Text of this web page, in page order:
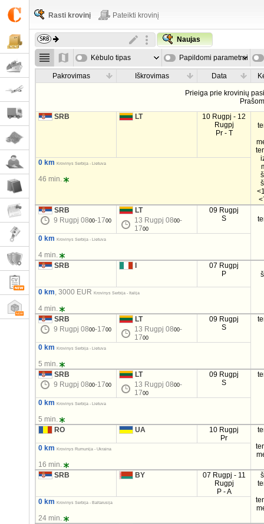
Rasti krovinį Pateikti krovinį
Naujas
Kėbulo tipas Papildomi parametrai
Pakrovimas Iškrovimas Data
Prieiga prie krovinių
SRB
LT
10 Rugpj - 12
Rugpj
Pr - T
0 km Krovinys Serbija - Lietuva
46 min.
SRB
9 Rugpj 0800-1700
LT
13 Rugpj 0800-
1700
09 Rugpj
S
0 km Krovinys Serbija - Lietuva
4 min.
SRB
07 Rugpj
P
0 km, 3000 EURKrovinys Serbija - Italija
4 min.
SRB
9 Rugpj 0800-1700
LT
13 Rugpj 0800-
1700
09 Rugpj
S
0 km Krovinys Serbija - Lietuva
5 min.
SRB
9 Rugpj 0800-1700
LT
13 Rugpj 0800-
1700
09 Rugpj
S
0 km Krovinys Serbija - Lietuva
5 min.
RO
UA
10 Rugpj
Pr
0 km Krovinys Rumunija - Ukraina
16 min.
SRB
BY
07 Rugpj - 11
Rugpj
P - A
0 km Krovinys Serbija - Baltarusija
24 min.